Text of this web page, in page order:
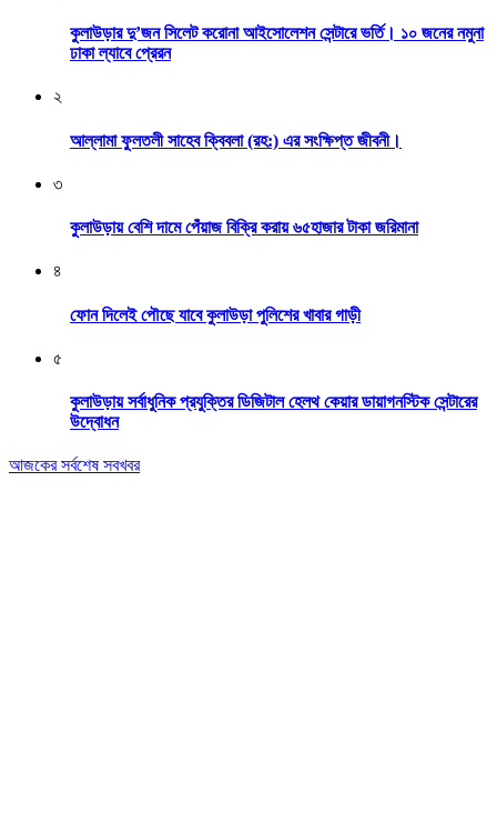
কুলাউড়ার দু’জন সিলেট করোনা আইসোলেশন সেন্টারে ভর্তি। ১০ জনের নমুনা
ঢাকা ল্যাবে প্রেরন
২
আল্লামা ফুলতলী সাহেব ক্বিবলা (রহ:) এর সংক্ষিপ্ত জীবনী।
৩
কুলাউড়ায় বেশি দামে পেঁয়াজ বিক্রি করায় ৬৫হাজার টাকা জরিমানা
৪
ফোন দিলেই পৌছে যাবে কুলাউড়া পুলিশের খাবার গাড়ী
৫
কুলাউড়ায় সর্বাধুনিক প্রযুক্তির ডিজিটাল হেলথ কেয়ার ডায়াগনস্টিক সেন্টারের
উদ্বোধন
আজকের সর্বশেষ সবখবর